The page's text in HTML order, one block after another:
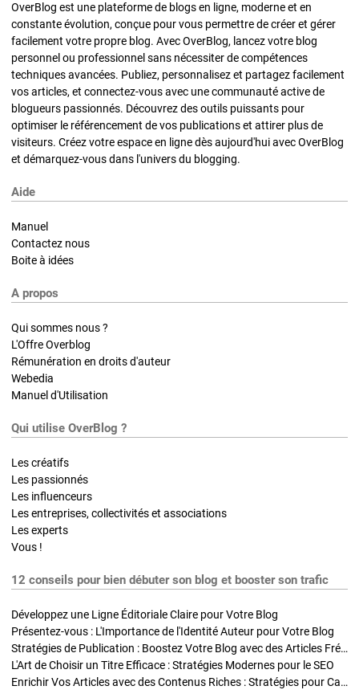
OverBlog est une plateforme de blogs en ligne, moderne et en
constante évolution, conçue pour vous permettre de créer et gérer
facilement votre propre blog. Avec OverBlog, lancez votre blog
personnel ou professionnel sans nécessiter de compétences
techniques avancées. Publiez, personnalisez et partagez facilement
vos articles, et connectez-vous avec une communauté active de
blogueurs passionnés. Découvrez des outils puissants pour
optimiser le référencement de vos publications et attirer plus de
visiteurs. Créez votre espace en ligne dès aujourd'hui avec OverBlog
et démarquez-vous dans l'univers du blogging.
Aide
Manuel
Contactez nous
Boite à idées
A propos
Qui sommes nous ?
L'Offre Overblog
Rémunération en droits d'auteur
Webedia
Manuel d'Utilisation
Qui utilise OverBlog ?
Les créatifs
Les passionnés
Les influenceurs
Les entreprises, collectivités et associations
Les experts
Vous !
12 conseils pour bien débuter son blog et booster son trafic
Développez une Ligne Éditoriale Claire pour Votre Blog
Présentez-vous : L'Importance de l'Identité Auteur pour Votre Blog
Stratégies de Publication : Boostez Votre Blog avec des Articles Fréquents et Exclusifs
L'Art de Choisir un Titre Efficace : Stratégies Modernes pour le SEO
Enrichir Vos Articles avec des Contenus Riches : Stratégies pour Captiver et Optimiser